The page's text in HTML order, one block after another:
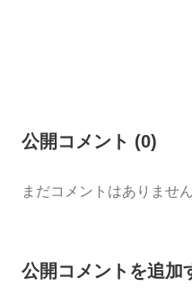
公開コメント (0)
まだコメントはありません
公開コメントを追加